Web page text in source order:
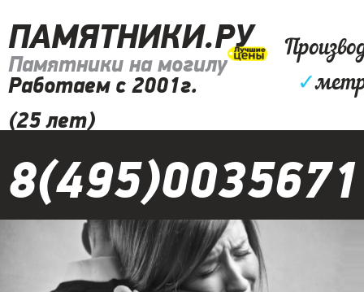
ПАМЯТНИКИ.РУ
Памятники на могилу
Работаем с 2001г.
(25 лет)
✓
8(495)0035671